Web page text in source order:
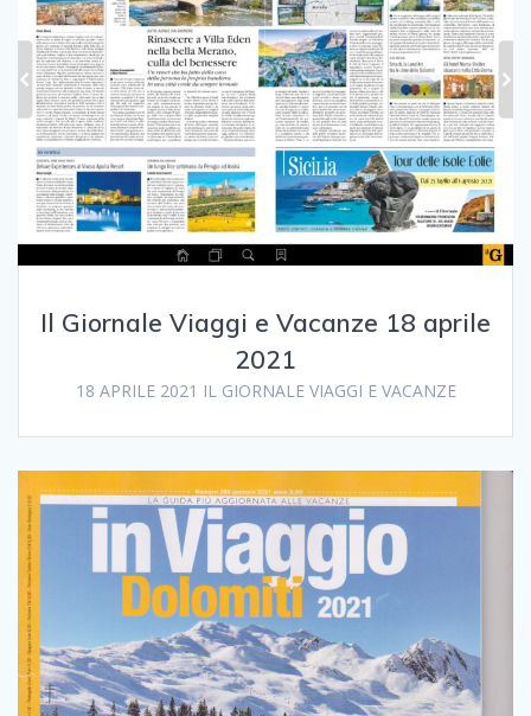
Il Giornale Viaggi e Vacanze 18 aprile
2021
18 APRILE 2021 IL GIORNALE VIAGGI E VACANZE